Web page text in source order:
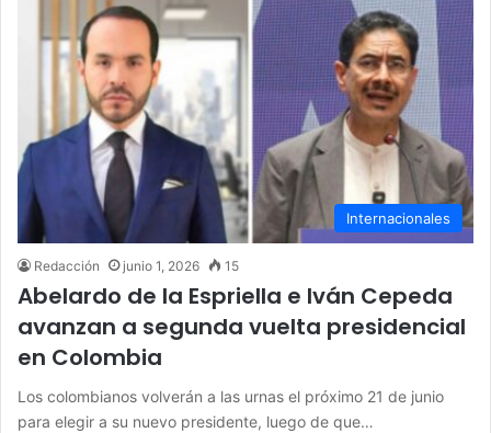
Internacionales
Redacción junio 1, 2026 15
Abelardo de la Espriella e Iván Cepeda
avanzan a segunda vuelta presidencial
en Colombia
Los colombianos volverán a las urnas el próximo 21 de junio
para elegir a su nuevo presidente, luego de que…